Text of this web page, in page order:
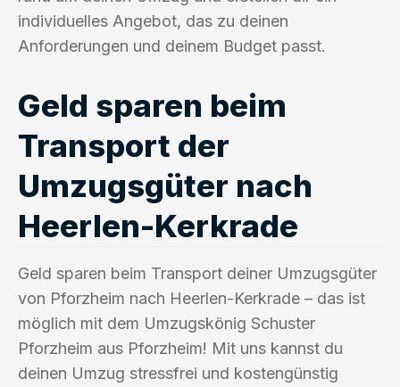
individuelles Angebot, das zu deinen
Anforderungen und deinem Budget passt.
Geld sparen beim
Transport der
Umzugsgüter nach
Heerlen-Kerkrade
Geld sparen beim Transport deiner Umzugsgüter
von Pforzheim nach Heerlen-Kerkrade – das ist
möglich mit dem Umzugskönig Schuster
Pforzheim aus Pforzheim! Mit uns kannst du
deinen Umzug stressfrei und kostengünstig